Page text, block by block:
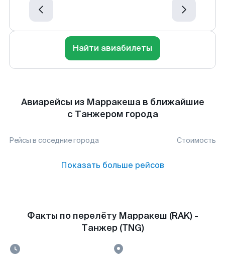
Найти авиабилеты
Авиарейсы из Марракеша в ближайшие
с Танжером города
Рейсы в соседние города Стоимость
Показать больше рейсов
Факты по перелёту Марракеш (RAK) -
Танжер (TNG)